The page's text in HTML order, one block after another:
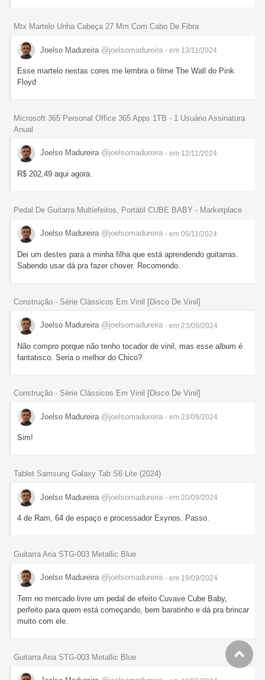
Mtx Martelo Unha Cabeça 27 Mm Com Cabo De Fibra
Joelso Madureira @joelsomadureira - em 13/11/2024
Esse martelo nestas cores me lembra o filme The Wall do Pink
Floyd
Microsoft 365 Personal Office 365 Apps 1TB - 1 Usuário Assinatura
Anual
Joelso Madureira @joelsomadureira - em 12/11/2024
R$ 202,49 aqui agora.
Pedal De Guitarra Multiefeitos, Portátil CUBE BABY - Marketplace
Joelso Madureira @joelsomadureira - em 05/11/2024
Dei um destes para a minha filha que está aprendendo guitarras.
Sabendo usar dá pra fazer chover. Recomendo.
Construção - Série Clássicos Em Vinil [Disco De Vinil]
Joelso Madureira @joelsomadureira - em 23/09/2024
Não compro porque não tenho tocador de vinil, mas esse album é
fantatisco. Seria o melhor do Chico?
Construção - Série Clássicos Em Vinil [Disco De Vinil]
Joelso Madureira @joelsomadureira - em 23/09/2024
Sim!
Tablet Samsung Galaxy Tab S6 Lite (2024)
Joelso Madureira @joelsomadureira - em 20/09/2024
4 de Ram, 64 de espaço e processador Exynos. Passo.
Guitarra Aria STG-003 Metallic Blue
Joelso Madureira @joelsomadureira - em 19/09/2024
Tem no mercado livre um pedal de efeito Cuvave Cube Baby,
perfeito para quem está começando, bem baratinho e dá pra brincar
muito com ele.
Guitarra Aria STG-003 Metallic Blue